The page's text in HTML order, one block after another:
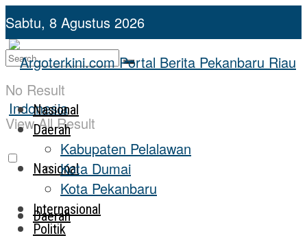
Sabtu, 8 Agustus 2026
No Result
View All Result
Nasional
Daerah
Nasional
Daerah
Kabupaten Pelalawan
Kota Dumai
Kota Pekanbaru
Internasional
Politik